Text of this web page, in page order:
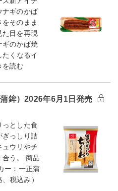
ナギのかば
そのまま
目を再現
ギのかば焼
くなるイ
を読む
鉾）2026年6月1日発売
とした食
ぎっしり詰
ュウリやチ
合う。 商品
ー：一正蒲
税込み）